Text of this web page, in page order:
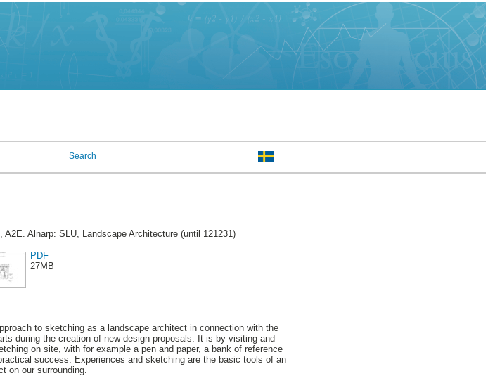
Search
A2E. Alnarp: SLU, Landscape Architecture (until 121231)
PDF
27MB
to sketching as a landscape architect in connection with the
during the creation of new design proposals. It is by visiting and
on site, with for example a pen and paper, a bank of reference
success. Experiences and sketching are the basic tools of an
on our surrounding.